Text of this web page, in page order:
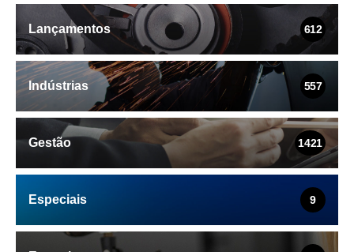
Lançamentos 612
Indústrias 557
Gestão 1421
Especiais 9